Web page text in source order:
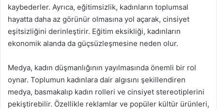
kaybederler. Ayrıca, eğitimsizlik, kadınların toplumsal
hayatta daha az görünür olmasına yol açarak, cinsiyet
eşitsizliğini derinleştirir. Eğitim eksikliği, kadınların
ekonomik alanda da güçsüzleşmesine neden olur.
Medya, kadın düşmanlığının yayılmasında önemli bir rol
oynar. Toplumun kadınlara dair algısını şekillendiren
medya, basmakalıp kadın rolleri ve cinsiyet stereotiplerini
pekiştirebilir. Özellikle reklamlar ve popüler kültür ürünleri,